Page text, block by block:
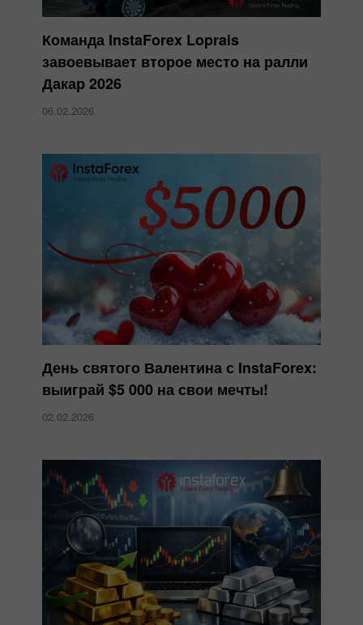
Команда InstaForex Loprais
завоевывает второе место на ралли
Дакар 2026
06.02.2026
День святого Валентина с InstaForex:
выиграй $5 000 на свои мечты!
02.02.2026